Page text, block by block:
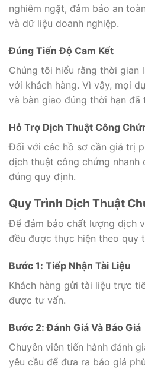
nghiêm ngặt, đảm bảo an
và dữ liệu doanh nghiệp.
Đúng Tiến Độ Cam Kết
Chúng tôi hiểu rằng thời gian
với khách hàng. Vì vậy, mọi
và bàn giao đúng thời hạn đã
Hỗ Trợ Dịch Thuật Công
Đối với các hồ sơ cần giá trị
dịch thuật công chứng nhanh
đúng quy định.
Quy Trình Dịch Thuật
Để đảm bảo chất lượng dịch
đều được thực hiện theo quy
Bước 1: Tiếp Nhận Tài Liệu
Khách hàng gửi tài liệu trực
được tư vấn.
Bước 2: Đánh Giá Và Báo Giá
Chuyên viên tiến hành đánh
yêu cầu để đưa ra báo giá